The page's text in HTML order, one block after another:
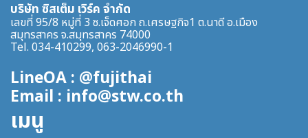
บริษัท ซิสเต็ม เวิร์ค จำกัด
เลขที่ 95/8 หมู่ที่ 3 ซ.เจ็ดศอก ถ.เศรษฐกิจ1 ต.นาดี อ.เมือง
สมุทรสาคร จ.สมุทรสาคร 74000
Tel. 034-410299, 063-2046990-1
LineOA : @fujithai
Email : info@stw.co.th
เมนู